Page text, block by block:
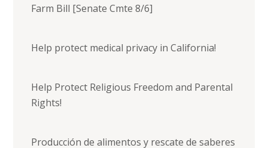
Farm Bill [Senate Cmte 8/6]
Help protect medical privacy in California!
Help Protect Religious Freedom and Parental
Rights!
Producción de alimentos y rescate de saberes